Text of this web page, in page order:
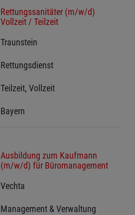
Rettungssanitäter (m/w/d)
Vollzeit / Teilzeit
Traunstein
Rettungsdienst
Teilzeit, Vollzeit
Bayern
Ausbildung zum Kaufmann
(m/w/d) für Büromanagement
Vechta
Management & Verwaltung